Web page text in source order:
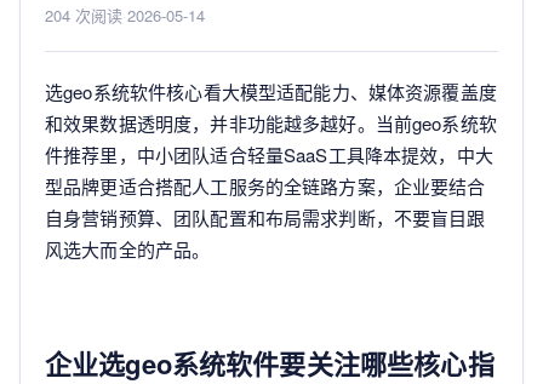
204 次阅读 2026-05-14
选geo系统软件核心看大模型适配能力、媒体资源覆盖度
和效果数据透明度，并非功能越多越好。当前geo系统软
件推荐里，中小团队适合轻量SaaS工具降本提效，中大
型品牌更适合搭配人工服务的全链路方案，企业要结合
自身营销预算、团队配置和布局需求判断，不要盲目跟
风选大而全的产品。
企业选geo系统软件要关注哪些核心指